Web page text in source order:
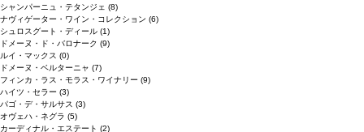
シャンパーニュ・テタンジェ (8)
ナヴィゲーター・ワイン・コレクション (6)
シュロスグート・ディール (1)
ドメーヌ・ド・バロナーク (9)
ルイ・マックス (0)
ドメーヌ・ベルターニャ (7)
フィンカ・ラス・モラス・ワイナリー (9)
ハイツ・セラー (3)
パゴ・デ・サルサス (3)
オヴェハ・ネグラ (5)
カーディナル・エステート (2)